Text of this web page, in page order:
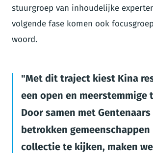
stuurgroep van inhoudelijke
volgende fase komen ook
woord.
Met dit traject kiest Kina
een open en meerstemmige
Door samen met Gentenaars
betrokken gemeenschappen
collectie te kijken, maken